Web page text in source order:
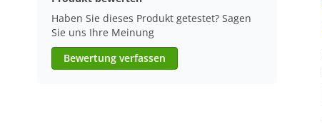
Haben Sie dieses Produkt getestet? Sagen
Sie uns Ihre Meinung
Bewertung verfassen